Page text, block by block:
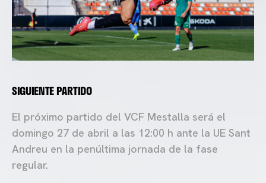
SIGUIENTE PARTIDO
El próximo partido del VCF Mestalla será el
domingo 27 de abril a las 12:00 h ante la UE Sant
Andreu en la penúltima jornada de la fase
regular.